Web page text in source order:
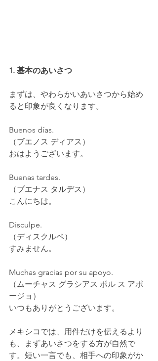
1. 基本のあいさつ
まずは、やわらかいあいさつから始め
ると印象が良くなります。
Buenos días.
（ブエノス ディアス）
おはようございます。
Buenas tardes.
（ブエナス タルデス）
こんにちは。
Disculpe.
（ディスクルペ）
すみません。
Muchas gracias por su apoyo.
（ムーチャス グラシアス ポル ス アポ
ージョ）
いつもありがとうございます。
メキシコでは、用件だけを伝えるより
も、まずあいさつをする方が自然で
す。短い一言でも、相手への印象がか